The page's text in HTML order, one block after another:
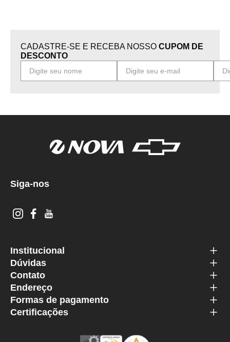
CADASTRE-SE E RECEBA NOSSO CUPOM DE
DESCONTO
Siga-nos
Institucional
Dúvidas
Contato
Endereço
Formas de pagamento
Certificações